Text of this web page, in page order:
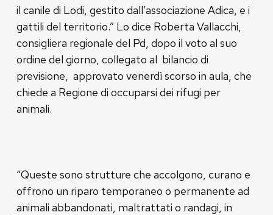
il canile di Lodi, gestito dall’associazione Adica, e i
gattili del territorio.” Lo dice Roberta Vallacchi,
consigliera regionale del Pd, dopo il voto al suo
ordine del giorno, collegato al bilancio di
previsione, approvato venerdì scorso in aula, che
chiede a Regione di occuparsi dei rifugi per
animali.
“Queste sono strutture che accolgono, curano e
offrono un riparo temporaneo o permanente ad
animali abbandonati, maltrattati o randagi, in